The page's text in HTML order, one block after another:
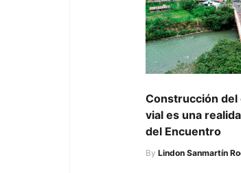
Construcción
vial es una
del Encuentro
By Lindon Sanmartín